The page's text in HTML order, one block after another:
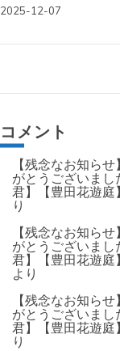
2025-12-07
コメント
【残念なお知ら
がとうございま
君】【豊田花遊庭】
り
【残念なお知ら
がとうございま
君】【豊田花遊庭】
より
【残念なお知ら
がとうございま
君】【豊田花遊庭】
り